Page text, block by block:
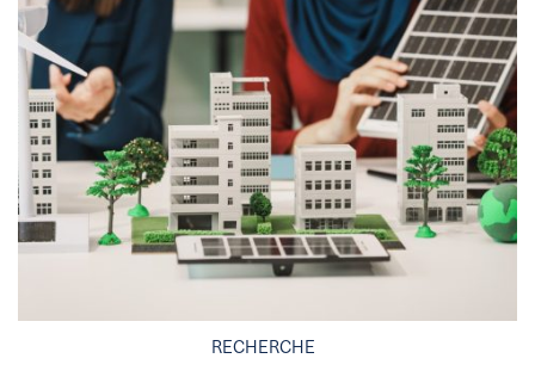
RECHERCHE